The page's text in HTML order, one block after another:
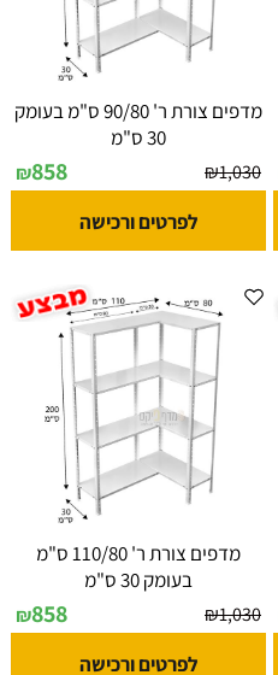
מדפים צורת ר' 90/80 ס"מ בעומק
30 ס"מ
₪1,030
₪858
לפרטים ורכישה
מדפים צורת ר' 110/80 ס"מ
בעומק 30 ס"מ
₪1,030
₪858
לפרטים ורכישה